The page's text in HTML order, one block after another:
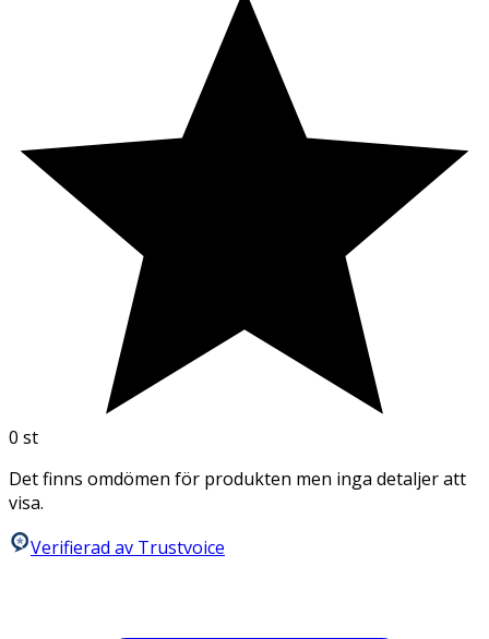
0 st
Det finns omdömen för produkten men inga detaljer att
visa.
Verifierad av Trustvoice